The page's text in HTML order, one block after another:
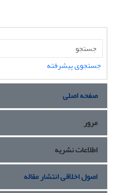
جستجوی پیشرفته
صفحه اصلی
مرور
اطلاعات نشریه
اصول اخلاقی انتشار مقاله